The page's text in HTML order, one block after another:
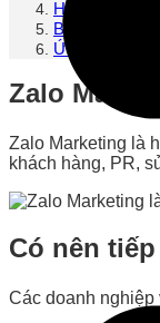
Hướng dẫn 7
Bí quyết áp
Ứng dụng
Zalo
Zalo Marketing là
khách hàng, PR,
Có nên
Các doanh